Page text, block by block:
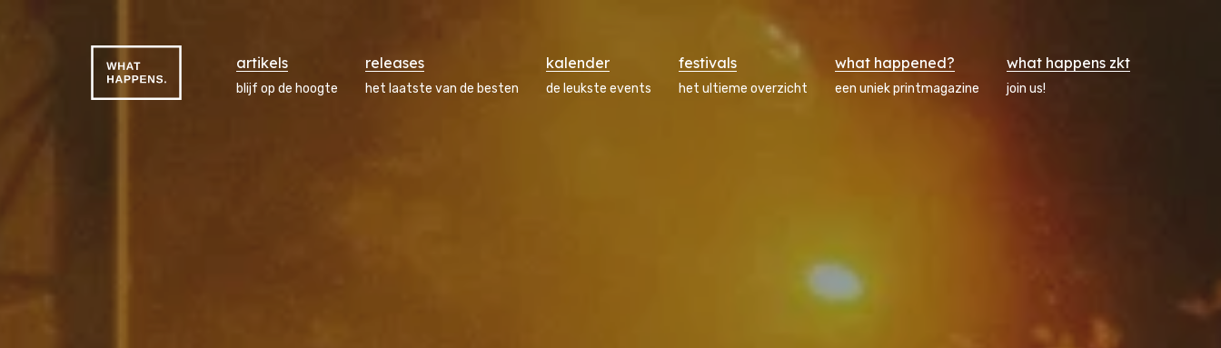
artikels
blijf op de hoogte
releases
het laatste van de besten
kalender
de leukste events
festivals
het ultieme overzicht
what happened?
een uniek printmagazine
what happens zkt
join us!